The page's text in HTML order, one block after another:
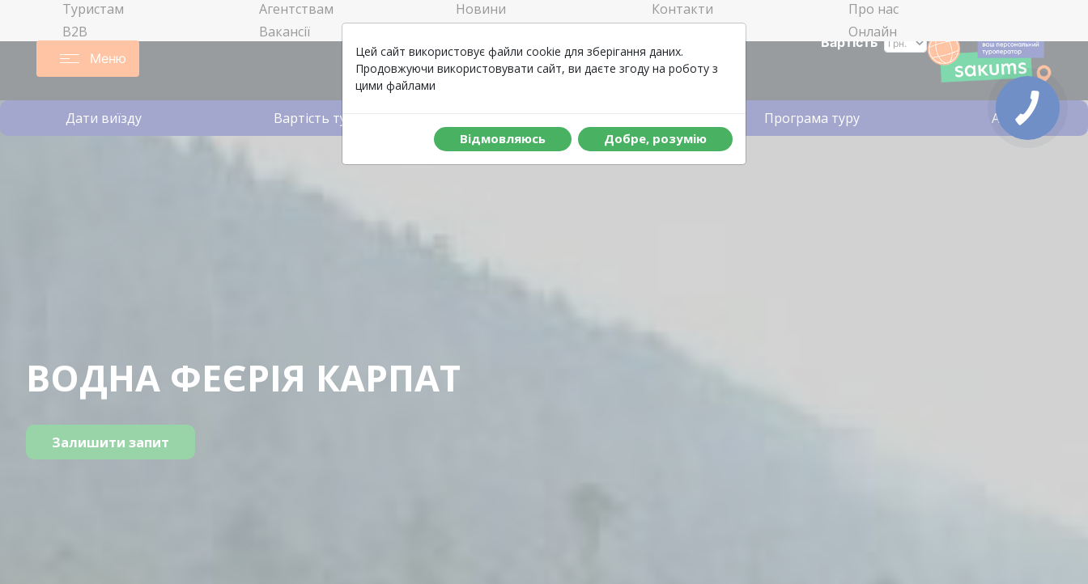
Цей сайт використовує файли cookie для зберігання даних.
Продовжуючи використовувати сайт, ви даєте згоду на роботу з
цими файлами
Вiдмовляюсь Добре, розумiю
Меню
Туристам Агентствам Новини Контакти
Про нас
B2B
Вакансії Онлайн
Вартість
Дати виїзду Вартість туру Програма туру Акції
ВОДНА ФЕЄРІЯ КАРПАТ
Залишити запит